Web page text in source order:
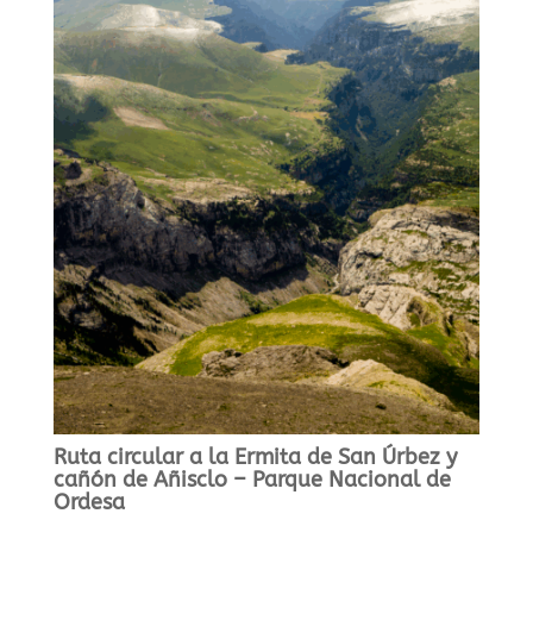
Ruta circular a la Ermita de San Úrbez y
cañón de Añisclo – Parque Nacional de
Ordesa